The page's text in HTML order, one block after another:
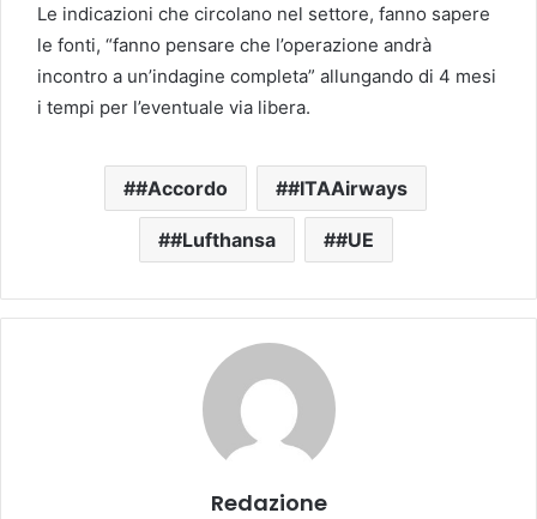
Le indicazioni che circolano nel settore, fanno sapere
le fonti, “fanno pensare che l’operazione andrà
incontro a un’indagine completa” allungando di 4 mesi
i tempi per l’eventuale via libera.
#Accordo #ITAAirways
#Lufthansa #UE
Redazione